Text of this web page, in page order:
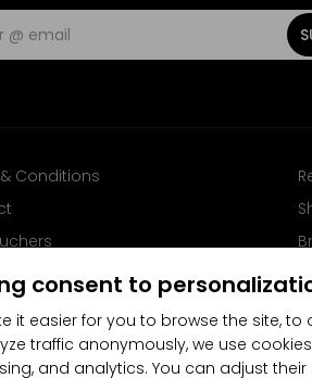
Conditions
consent to
it easier for you to browse the site,
traffic anonymously, we use
and analytics. You can adjust